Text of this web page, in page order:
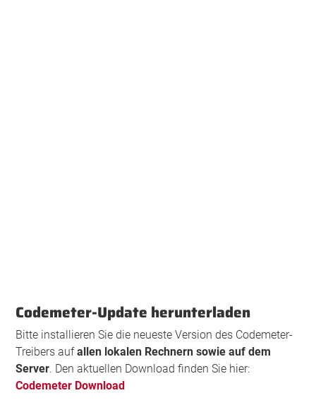
Codemeter-Update herunterladen
Bitte installieren Sie die neueste Version des Codemeter-
Treibers aufallen lokalen Rechnern sowie auf dem
Server. Den aktuellen Download finden Sie hier:
Codemeter Download